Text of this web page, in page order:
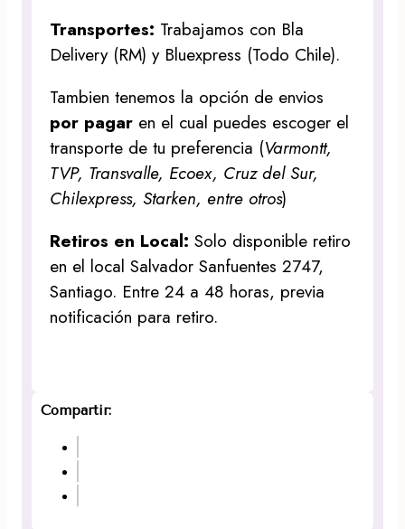
Transportes: Trabajamos con Bla
Delivery (RM) y Bluexpress (Todo Chile).
Tambien tenemos la opción de envios
por pagar en el cual puedes escoger el
transporte de tu preferencia (Varmontt,
TVP, Transvalle, Ecoex, Cruz del Sur,
Chilexpress, Starken, entre otros)
Retiros en Local:Solo disponible retiro
en el local Salvador Sanfuentes 2747,
Santiago. Entre 24 a 48 horas, previa
notificación para retiro.
Compartir: